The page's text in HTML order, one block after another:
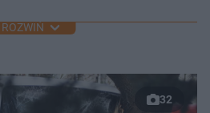
ROZWIŃ
32